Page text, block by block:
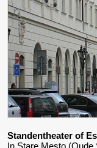
Standentheater of